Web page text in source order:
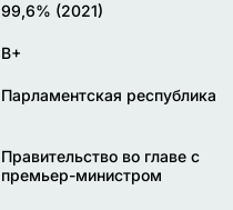
99,6% (2021)
B+
Парламентская республика
Правительство во главе с
премьер-министром